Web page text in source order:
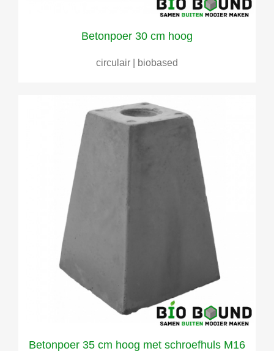
Betonpoer 30 cm hoog
circulair | biobased
Betonpoer 35 cm hoog met schroefhuls M16